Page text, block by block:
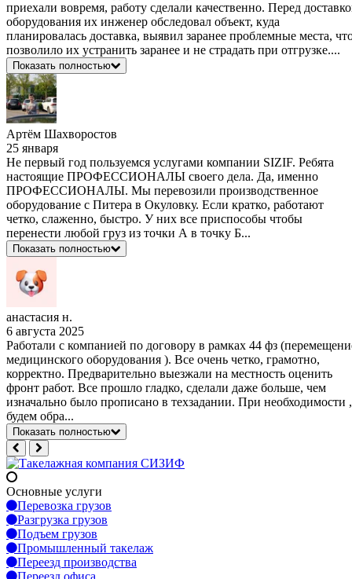
приехали вовремя, работу сделали качественно. Перед
оборудования их инженер обследовал объект, куда
планировалась доставка, выявил заранее проблемные места,
позволило их устранить заранее и не страдать при отгрузке....
Показать полностью
Артём Шахворостов
25 января
Не первый год пользуемся услугами компании SIZIF. Ребята
настоящие ПРОФЕССИОНАЛЫ своего дела. Да, именно
ПРОФЕССИОНАЛЫ. Мы перевозили производственное
оборудование с Питера в Окуловку. Если кратко, работают
четко, слаженно, быстро. У них все приспособы чтобы
перенести любой груз из точки А в точку Б...
Показать полностью
анастасия н.
6 августа 2025
Работали с компанией по договору в рамках 44 фз
медицинского оборудования ). Все очень четко, грамотно,
корректно. Предварительно выезжали на местность оценить
фронт работ. Все прошло гладко, сделали даже больше, чем
изначально было прописано в техзадании. При необходимости ,
будем обра...
Показать полностью
Основные услуги
Перевозка грузов
Разгрузка грузов
Подъем грузов
Промышленный такелаж
Переезд производства
Переезд офиса